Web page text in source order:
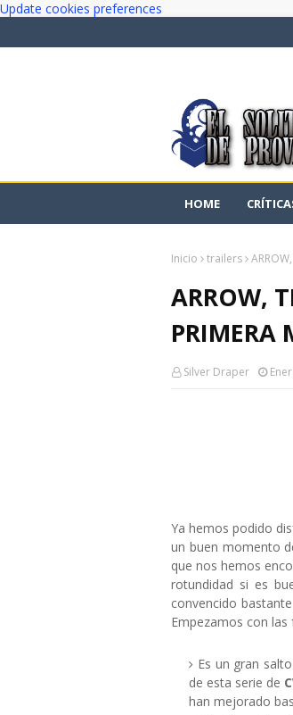
Update cookies preferences
HOME
Inicio trailers
ARROW,
PRIMERA
Silver Draper
Ya hemos podido
un buen momento
que nos hemos
rotundidad si es
convencido
Empezamos con las
Es un gran
de esta serie de
han mejorado